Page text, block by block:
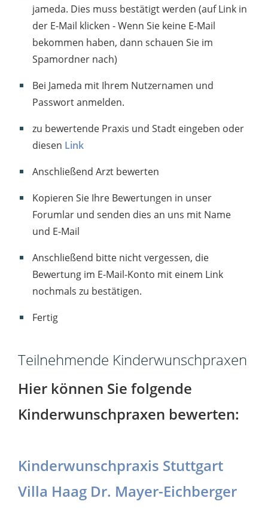
jameda. Dies muss bestätigt werden (auf Link in
der E-Mail klicken - Wenn Sie keine E-Mail
bekommen haben, dann schauen Sie im
Spamordner nach)
Bei Jameda mit Ihrem Nutzernamen und
Passwort anmelden.
zu bewertende Praxis und Stadt eingeben oder
diesen Link
Anschließend Arzt bewerten
Kopieren Sie Ihre Bewertungen in unser
Forumlar und senden dies an uns mit Name
und E-Mail
Anschließend bitte nicht vergessen, die
Bewertung im E-Mail-Konto mit einem Link
nochmals zu bestätigen.
Fertig
Teilnehmende Kinderwunschpraxen
Hier können Sie folgende
Kinderwunschpraxen bewerten:
Kinderwunschpraxis Stuttgart
Villa Haag Dr. Mayer-Eichberger